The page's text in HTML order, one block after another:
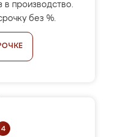
в производство.
без %.